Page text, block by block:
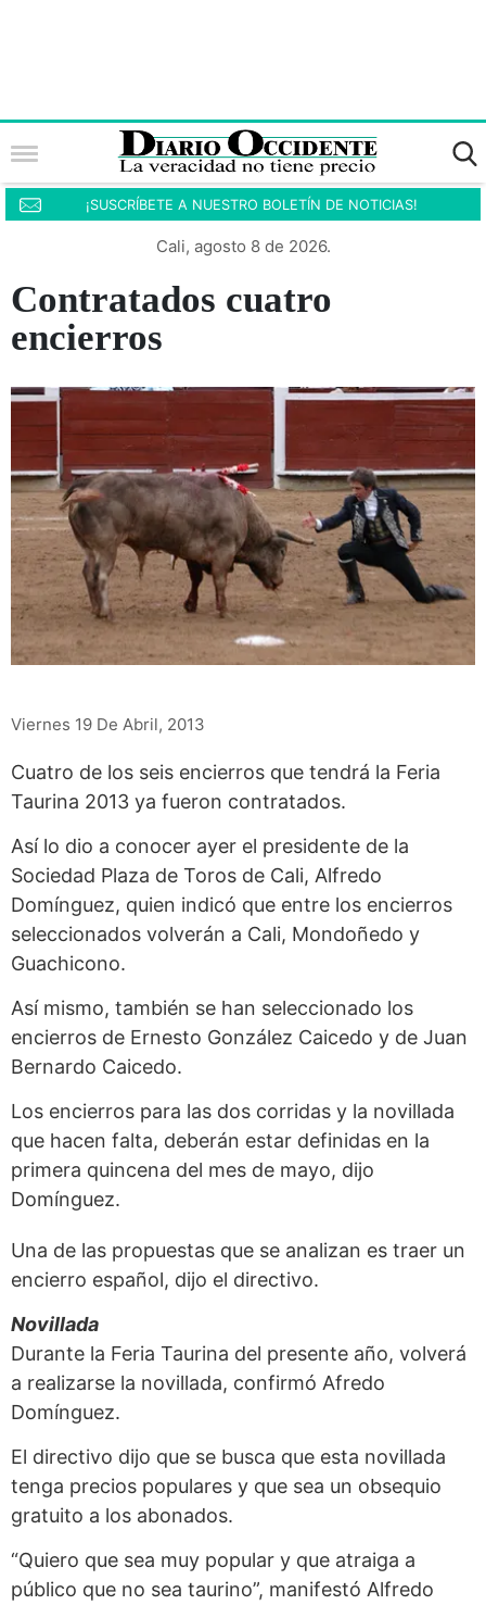
¡SUSCRÍBETE A NUESTRO BOLETÍN DE NOTICIAS!
Cali, agosto 8 de 2026.
Contratados cuatro
encierros
Viernes 19 De Abril, 2013
Cuatro de los seis encierros que tendrá la Feria
Taurina 2013 ya fueron contratados.
Así lo dio a conocer ayer el presidente de la
Sociedad Plaza de Toros de Cali, Alfredo
Domínguez, quien indicó que entre los encierros
seleccionados volverán a Cali, Mondoñedo y
Guachicono.
Así mismo, también se han seleccionado los
encierros de Ernesto González Caicedo y de Juan
Bernardo Caicedo.
Los encierros para las dos corridas y la novillada
que hacen falta, deberán estar definidas en la
primera quincena del mes de mayo, dijo
Domínguez.
Una de las propuestas que se analizan es traer un
encierro español, dijo el directivo.
Novillada
Durante la Feria Taurina del presente año, volverá
a realizarse la novillada, confirmó Afredo
Domínguez.
El directivo dijo que se busca que esta novillada
tenga precios populares y que sea un obsequio
gratuito a los abonados.
“Quiero que sea muy popular y que atraiga a
público que no sea taurino”, manifestó Alfredo